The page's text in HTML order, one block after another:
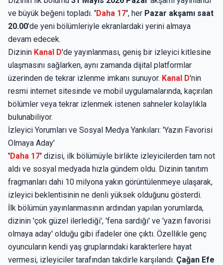
ve büyük beğeni topladı. 'Daha 17', her Pazar akşamı saat
20.00'de yeni bölümleriyle ekranlardaki yerini almaya
devam edecek.
Dizinin Kanal D'de yayınlanması, geniş bir izleyici kitlesine
ulaşmasını sağlarken, aynı zamanda dijital platformlar
üzerinden de tekrar izlenme imkanı sunuyor. Kanal D'nin
resmi internet sitesinde ve mobil uygulamalarında, kaçırılan
bölümler veya tekrar izlenmek istenen sahneler kolaylıkla
bulunabiliyor.
İzleyici Yorumları ve Sosyal Medya Yankıları: 'Yazın Favorisi
Olmaya Aday'
'Daha 17' dizisi, ilk bölümüyle birlikte izleyicilerden tam not
aldı ve sosyal medyada hızla gündem oldu. Dizinin tanıtım
fragmanları dahi 10 milyona yakın görüntülenmeye ulaşarak,
izleyici beklentisinin ne denli yüksek olduğunu gösterdi.
İlk bölümün yayınlanmasının ardından yapılan yorumlarda,
dizinin 'çok güzel ilerlediği', 'fena sardığı' ve 'yazın favorisi
olmaya aday' olduğu gibi ifadeler öne çıktı. Özellikle genç
oyuncuların kendi yaş gruplarındaki karakterlere hayat
vermesi, izleyiciler tarafından takdirle karşılandı. Çağan Efe